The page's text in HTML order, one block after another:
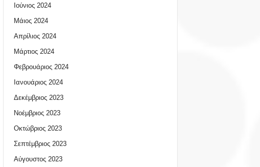
Ιούνιος 2024
Μάιος 2024
Απρίλιος 2024
Μάρτιος 2024
Φεβρουάριος 2024
Ιανουάριος 2024
Δεκέμβριος 2023
Νοέμβριος 2023
Οκτώβριος 2023
Σεπτέμβριος 2023
Αύγουστος 2023